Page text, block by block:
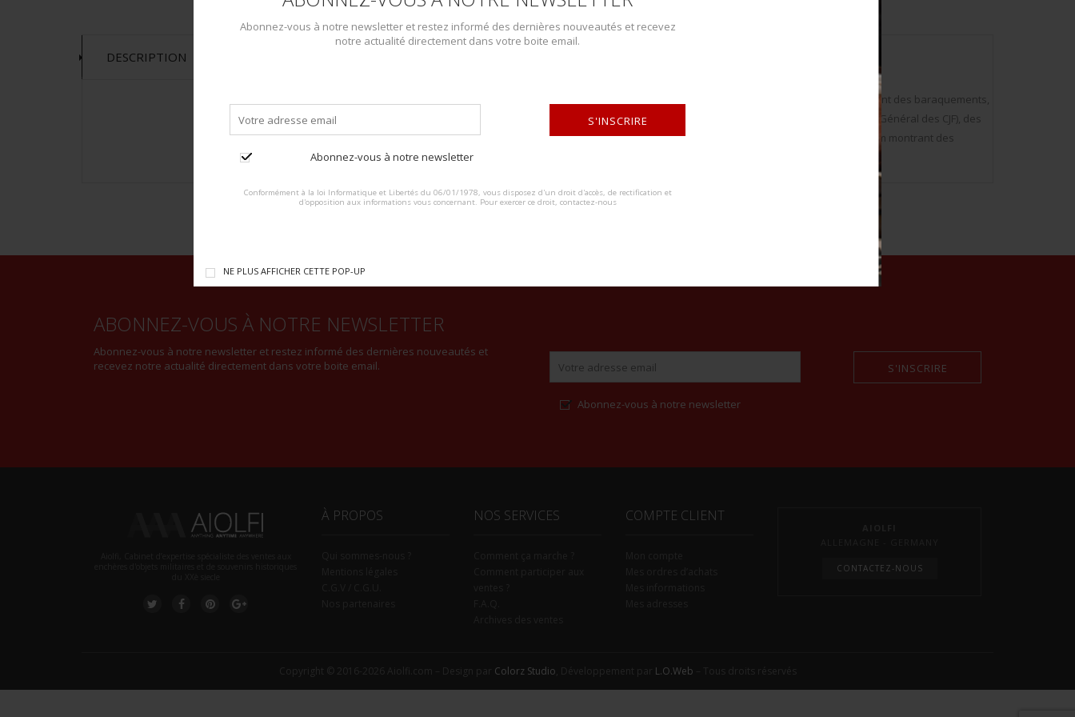
Abonnez-vous à notre newsletter et restez informé des dernières nouveautés et recevez
notre actualité directement dans votre boite email.
Abonnez-vous à notre newsletter
S'INSCRIRE
Conformément à la loi Informatique et Libertés du 06/01/1978, vous disposez d'un droit d'accès, de rectification et
d'opposition aux informations vous concernant. Pour exercer ce droit, contactez-nous
NE PLUS AFFICHER CETTE POP-UP
DESCRIPTION
Chantiers de jeunesse. dont 38 en tirages d’époque de différents formats (de 4,5x6cm à 18x24cm) montrant des baraquements,
divers groupes de jeunes ou personnalités (plusieurs avec le Général de la Porte du Theil, Commissaire Général des CJF), des
défilés, etc… et également 17 photos d’époque mais en retirages modernes de formats 9x15cm à 13x18cm montrant des
défilés, notamment en AFN et à Paris près de l’Arc de Triomphe, et divers groupes.
ABONNEZ-VOUS À NOTRE NEWSLETTER
Abonnez-vous à notre newsletter et restez informé des dernières nouveautés et
recevez notre actualité directement dans votre boite email.
Abonnez-vous à notre newsletter
S'INSCRIRE
À PROPOS NOS SERVICES COMPTE CLIENT
CONTACTEZ-NOUS
Colorz Studio L.O.Web